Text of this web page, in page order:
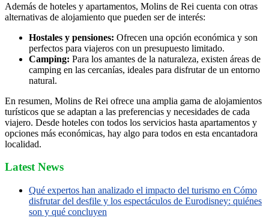
Además de hoteles y apartamentos, Molins de Rei cuenta con otras
alternativas de alojamiento que pueden ser de interés:
Hostales y pensiones: Ofrecen una opción económica y son
perfectos para viajeros con un presupuesto limitado.
Camping: Para los amantes de la naturaleza, existen áreas de
camping en las cercanías, ideales para disfrutar de un entorno
natural.
En resumen, Molins de Rei ofrece una amplia gama de alojamientos
turísticos que se adaptan a las preferencias y necesidades de cada
viajero. Desde hoteles con todos los servicios hasta apartamentos y
opciones más económicas, hay algo para todos en esta encantadora
localidad.
Latest News
Qué expertos han analizado el impacto del turismo en Cómo
disfrutar del desfile y los espectáculos de Eurodisney: quiénes
son y qué concluyen